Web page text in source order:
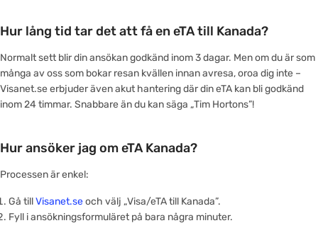
Hur lång tid tar det att få en eTA till Kanada?
Normalt sett blir din ansökan godkänd inom 3 dagar. Men om du är som
många av oss som bokar resan kvällen innan avresa, oroa dig inte –
Visanet.se erbjuder även akut hantering där din eTA kan bli godkänd
inom 24 timmar. Snabbare än du kan säga „Tim Hortons”!
Hur ansöker jag om eTA Kanada?
Processen är enkel:
Gå tillVisanet.seoch välj „Visa/eTA till Kanada”.
Fyll i ansökningsformuläret på bara några minuter.